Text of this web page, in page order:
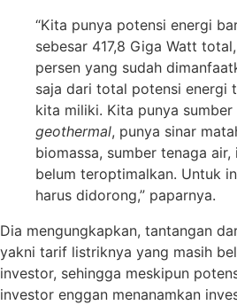
“Kita punya potensi energi
sebesar 417,8 Giga Watt
persen yang sudah
saja dari total potensi energi
kita miliki. Kita punya sumber
geothermal, punya sinar
biomassa, sumber tenaga air,
belum teroptimalkan. Untuk
harus didorong,” paparnya.
Dia mengungkapkan, tantangan
yakni tarif listriknya yang masih
investor, sehingga meskipun
investor enggan menanamkan